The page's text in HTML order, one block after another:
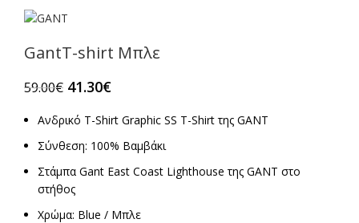
GantT-shirt Μπλε
59.00€ 41.30€
Ανδρικό T-Shirt Graphic SS T-Shirt της GANT
Σύνθεση: 100% Βαμβάκι
Στάμπα Gant East Coast Lighthouse της GANT στο
στήθος
Χρώμα: Blue / Μπλε